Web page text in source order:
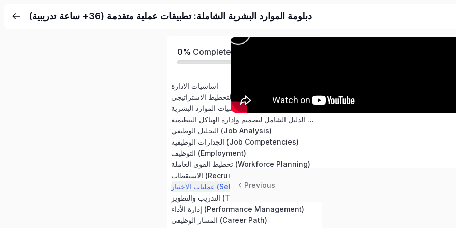
دبلومة الموارد البشرية الشاملة: تطبيقات عملية متقدمة (36+ ساعة تدريبية)
0% Completed
اساسيات الادارة
التخطيط الاستراتيجي (Strategic Planning)
أساسيات الموارد البشرية (HR Essentials)
الدليل الشامل لتصميم وإدارة الهياكل التنظيمية The Comprehensive Guide to Designing and Managing Organizational Structures
التحليل الوظيفي (Job Analysis)
الجدارات الوظيفية (Job Competencies)
التوظيف (Employment)
تخطيط القوى العاملة (Workforce Planning)
الاستقطاب (Recruitment)
عمليات الاختيار (Selection Processes)
إدارة الأداء (Performance Management)
المسار الوظيفي (Career Path)
Previous